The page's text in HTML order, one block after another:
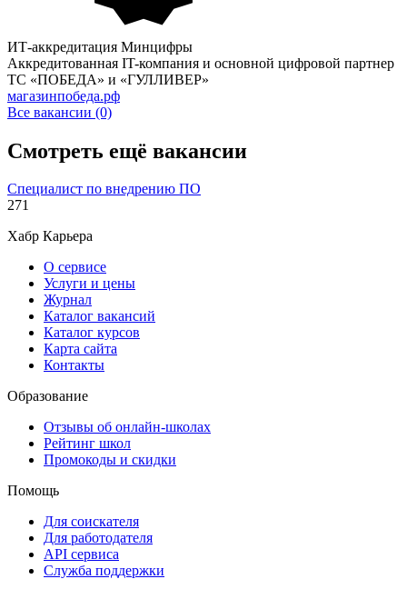
ИТ-аккредитация Минцифры
Аккредитованная IT-компания и основной цифровой партнер
ТС «ПОБЕДА» и «ГУЛЛИВЕР»
магазинпобеда.рф
Все вакансии (0)
Смотреть ещё вакансии
Специалист по внедрению ПО
271
Хабр Карьера
О сервисе
Услуги и цены
Журнал
Каталог вакансий
Каталог курсов
Карта сайта
Контакты
Образование
Отзывы об онлайн-школах
Рейтинг школ
Промокоды и скидки
Помощь
Для соискателя
Для работодателя
API сервиса
Служба поддержки